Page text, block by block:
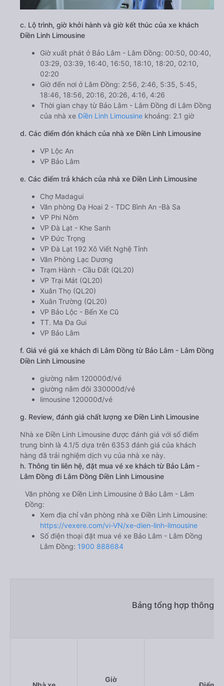
c. Lộ trình, giờ khởi hành và giờ kết thúc của xe khách
Điền Linh Limousine
Giờ xuất phát ở Bảo Lâm - Lâm Đồng: 00:50, 00:40,
03:29, 03:39, 16:40, 16:50, 18:10, 18:20, 02:10,
02:20
Giờ đến nơi ở Lâm Đồng: 2:56, 2:46, 5:35, 5:45,
18:46, 18:56, 20:16, 20:26, 4:16, 4:26
Thời gian chạy từ Bảo Lâm - Lâm Đồng đi Lâm Đồng
của nhà xeĐiền Linh Limousine khoảng: 2.1 giờ
d. Các điểm đón khách của nhà xe Điền Linh Limousine
VP Lộc An
VP Bảo Lâm
e. Các điểm trả khách của nhà xe Điền Linh Limousine
Chợ Madagui
Văn phòng Đạ Hoai 2 - TDC Bình An -Bà Sa
VP Phi Nôm
VP Đà Lạt - Khe Sanh
VP Đức Trọng
VP Đà Lạt 192 Xô Viết Nghệ Tỉnh
Văn Phòng Lạc Dương
Trạm Hành - Cầu Đất (QL20)
VP Trại Mát (QL20)
Xuân Thọ (QL20)
Xuân Trường (QL20)
VP Bảo Lộc - Bến Xe Cũ
TT. Ma Đa Gui
VP Bảo Lâm
f. Giá vé giá xe khách đi Lâm Đồng từ Bảo Lâm - Lâm Đồng
Điền Linh Limousine
giường nằm 120000đ/vé
giường nằm đôi 330000đ/vé
limousine 120000đ/vé
g. Review, đánh giá chất lượng xe Điền Linh Limousine
Nhà xe Điền Linh Limousine được đánh giá với số điểm
trung bình là 4.1/5 dựa trên 6353 đánh giá của khách
hàng đã trải nghiệm dịch vụ của nhà xe này.
h. Thông tin liên hệ, đặt mua vé xe khách từ Bảo Lâm -
Lâm Đồng đi Lâm Đồng Điền Linh Limousine
Văn phòng xe Điền Linh Limousine ở Bảo Lâm - Lâm
Đồng:
Xem địa chỉ văn phòng nhà xe Điền Linh Limousine:
https://vexere.com/vi-VN/xe-dien-linh-limousine
Số điện thoại đặt mua vé xe Bảo Lâm - Lâm Đồng
Lâm Đồng: 1900 888684
Bảng tổng hợp thông
Giờ